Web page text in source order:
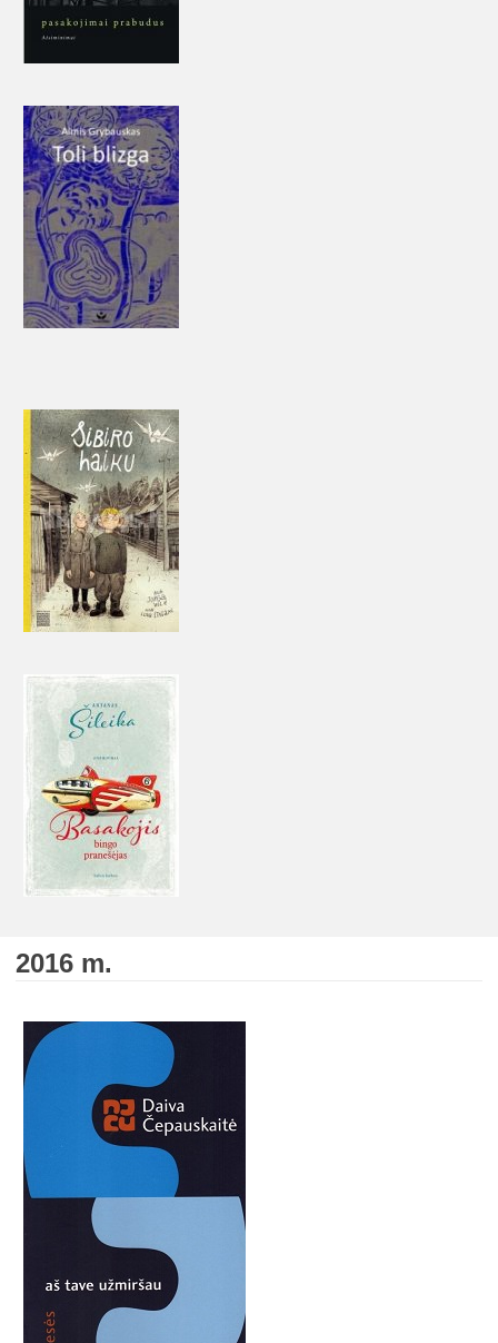
2016 m.